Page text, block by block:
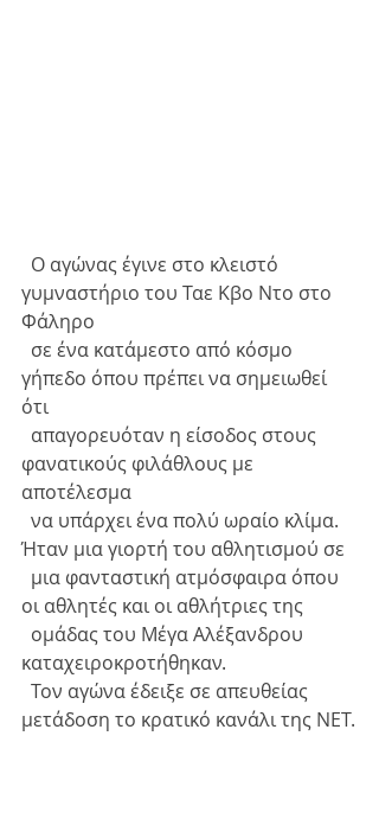
γυμναστήριο του Ταε Κβο Ντο στο
Φάληρο
γήπεδο όπου πρέπει να σημειωθεί
ότι
φανατικούς φιλάθλους με
αποτέλεσμα
Ήταν μια γιορτή του αθλητισμού σε
οι αθλητές και οι αθλήτριες της
καταχειροκροτήθηκαν.
μετάδοση το κρατικό κανάλι της ΝΕΤ.